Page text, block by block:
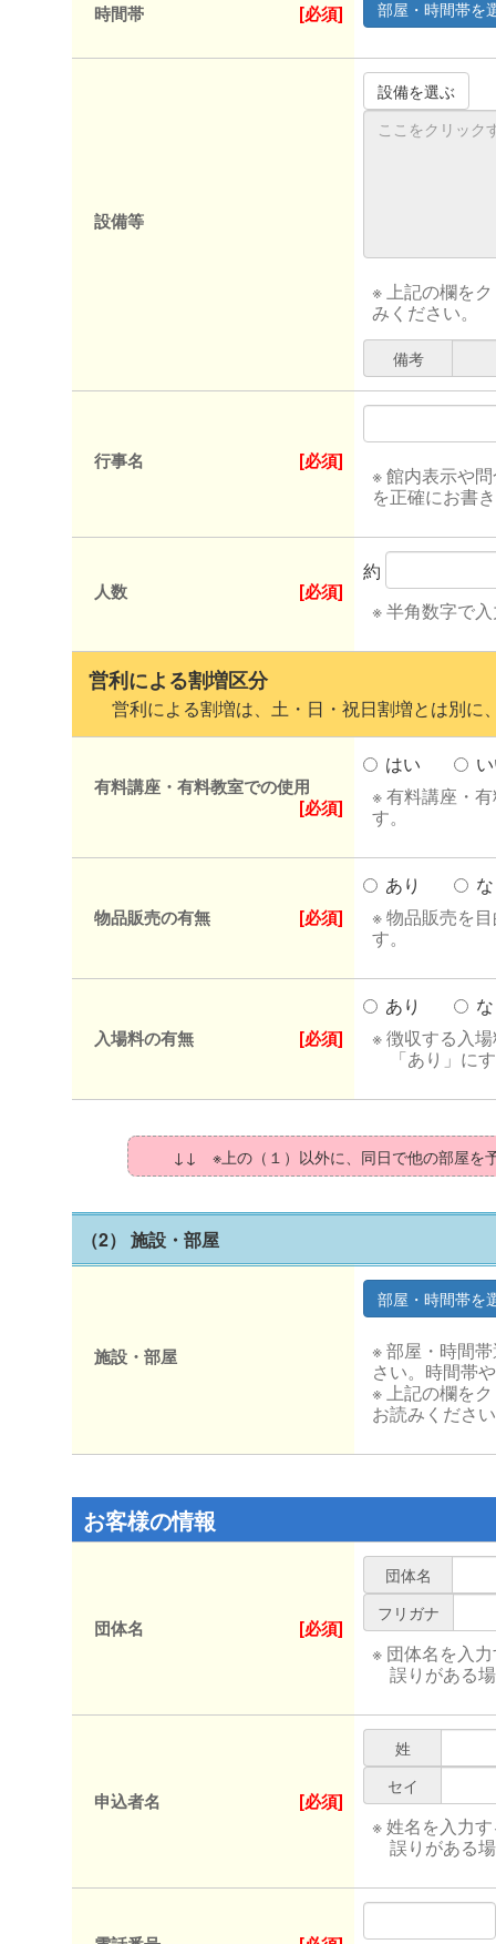
時間帯 [必須]
設備等
※ 上記の欄を
みください。
備考
行事名 [必須]
※ 館内表示や
を正確にお書
人数 [必須]
約
※ 半角数字で
営利による割増区分
営利による割増は、土・日・祝日割増とは別に
有料講座・有料教室での使用
[必須]
はい
※ 有料講座・
す。
物品販売の有無 [必須]
あり
※ 物品販売を
す。
入場料の有無 [必須]
あり
※ 徴収する入
「あり」に
↓↓ ※上の（１）以外に、同日で他の部屋
（2） 施設・部屋
施設・部屋
※ 部屋・時間
さい。時間帯
※ 上記の欄を
お読みくださ
お客様の情報
団体名 [必須]
団体名
フリガナ
※ 団体名を入
誤りがある
申込者名 [必須]
姓
セイ
※ 姓名を入力
誤りがある